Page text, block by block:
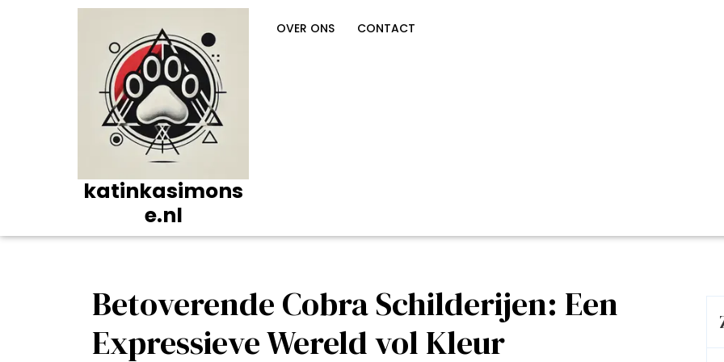
katinkasimons
e.nl
OVER ONS CONTACT
Betoverende Cobra Schilderijen: Een
Expressieve Wereld vol Kleur